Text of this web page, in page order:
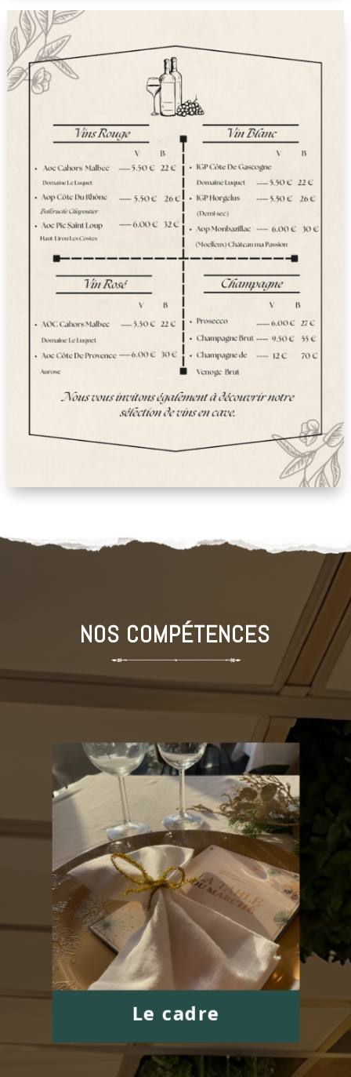
NOS COMPÉTENCES
Le cadre